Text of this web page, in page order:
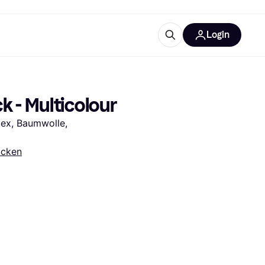
Login
- Multicolour
Baumwolle,